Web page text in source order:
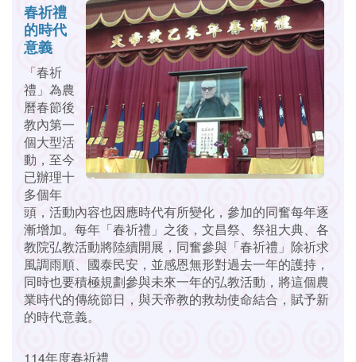
春祈禮
的時代
意義
「春祈
禮」為農
曆春節後
教內第一
個大型活
動，至今
已辦理十
多個年
頭，活動內容也因應時代有所變化，參加的同奮每年逐
漸增加。每年「春祈禮」之後，文昌祭、祭祖大典、各
教院弘教活動將陸續開展，同奮參與「春祈禮」除祈求
風調雨順、國泰民安，並感恩無形對過去一年的護持，
同時也要積極規劃參與未來一年的弘教活動，將這個農
業時代的傳統節日，與天帝教的救劫使命結合，賦予新
的時代意義。
114年度春祈禮